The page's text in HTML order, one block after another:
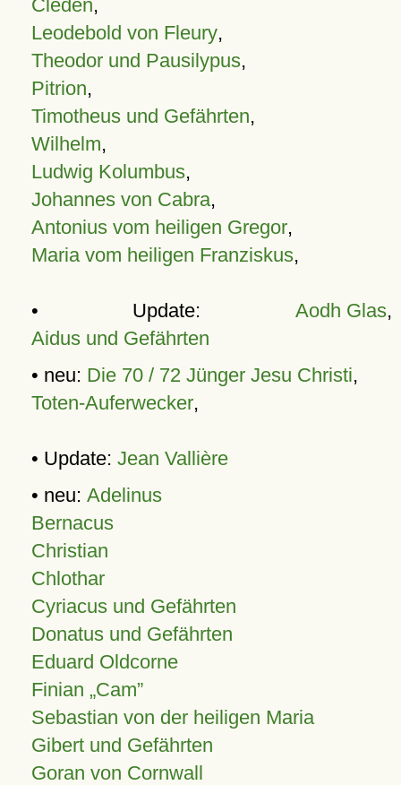
Cléden,
Leodebold von Fleury,
Theodor und Pausilypus,
Pitrion,
Timotheus und Gefährten,
Wilhelm,
Ludwig Kolumbus,
Johannes von Cabra,
Antonius vom heiligen Gregor,
Maria vom heiligen Franziskus,
• Update: Aodh Glas,
Aidus und Gefährten
• neu: Die 70 / 72 Jünger Jesu Christi,
Toten-Auferwecker,
• Update: Jean Vallière
• neu: Adelinus
Bernacus
Christian
Chlothar
Cyriacus und Gefährten
Donatus und Gefährten
Eduard Oldcorne
Finian Cam
Sebastian von der heiligen Maria
Gibert und Gefährten
Goran von Cornwall